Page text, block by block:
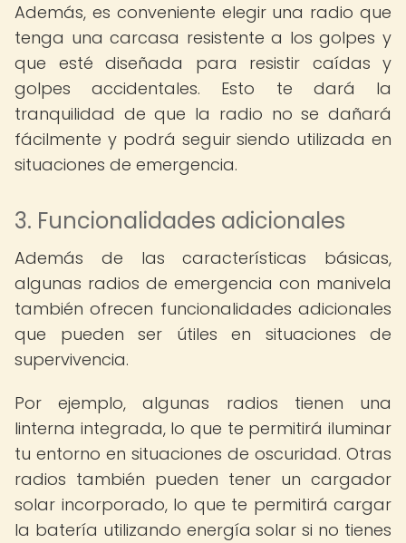
Además, es conveniente elegir una radio que
tenga una carcasa resistente a los golpes y
que esté diseñada para resistir caídas y
golpes accidentales. Esto te dará la
tranquilidad de que la radio no se dañará
fácilmente y podrá seguir siendo utilizada en
situaciones de emergencia.
3. Funcionalidades adicionales
Además de las características básicas,
algunas radios de emergencia con manivela
también ofrecen funcionalidades adicionales
que pueden ser útiles en situaciones de
supervivencia.
Por ejemplo, algunas radios tienen una
linterna integrada, lo que te permitirá iluminar
tu entorno en situaciones de oscuridad. Otras
radios también pueden tener un cargador
solar incorporado, lo que te permitirá cargar
la batería utilizando energía solar si no tienes